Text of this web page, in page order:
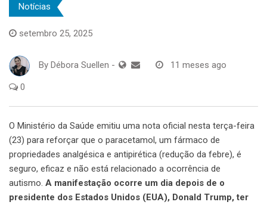
Notícias
setembro 25, 2025
By Débora Suellen - 11 meses ago
0
O Ministério da Saúde emitiu uma nota oficial nesta terça-feira
(23) para reforçar que o paracetamol, um fármaco de
propriedades analgésica e antipirética (redução da febre), é
seguro, eficaz e não está relacionado a ocorrência de
autismo. A manifestação ocorre um dia depois de o
presidente dos Estados Unidos (EUA), Donald Trump, ter